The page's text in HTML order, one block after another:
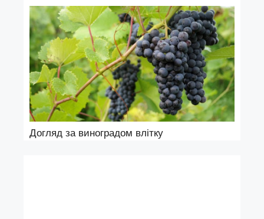
Догляд за виноградом влітку